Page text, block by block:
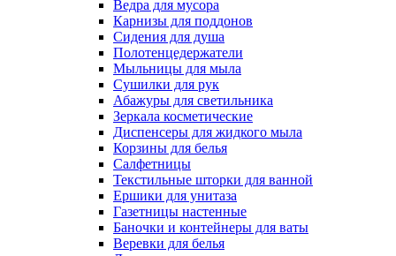
Ведра для мусора
Карнизы для поддонов
Сидения для душа
Полотенцедержатели
Мыльницы для мыла
Сушилки для рук
Абажуры для светильника
Зеркала косметические
Диспенсеры для жидкого мыла
Корзины для белья
Салфетницы
Текстильные шторки для ванной
Ершики для унитаза
Газетницы настенные
Баночки и контейнеры для ваты
Веревки для белья